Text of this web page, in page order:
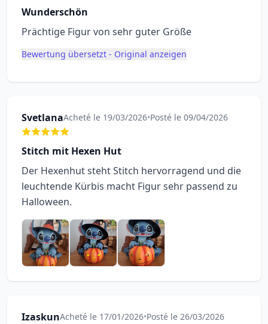
Wunderschön
Prächtige Figur von sehr guter Größe
Bewertung übersetzt - Original anzeigen
SvetlanaAcheté le 19/03/2026•Posté le 09/04/2026
Stitch mit Hexen Hut
Der Hexenhut steht Stitch hervorragend und die
leuchtende Kürbis macht Figur sehr passend zu
Halloween.
IzaskunAcheté le 17/01/2026•Posté le 26/03/2026